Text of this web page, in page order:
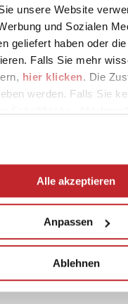
unsere Website
und Sozialen
geliefert haben oder
Falls Sie mehr
hier klicken. Die
werden. Falls Sie
Alle akzeptieren
Anpassen
Ablehnen